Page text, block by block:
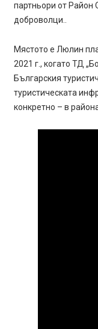
партньори от Район
доброволци..
Мястото е Люлин
2021 г., когато ТД
Българския
туристическата
конкретно – в